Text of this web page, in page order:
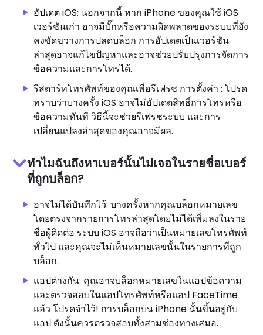
อัปเดต iOS: นอกจากนี้ หาก iPhone ของคุณใช้ iOS
เวอร์ชันเก่า อาจมีบั๊กหรือความผิดพลาดของระบบที่ยัง
คงขัดขวางการปลดบล็อก การอัปเดตเป็นเวอร์ชัน
ล่าสุดอาจแก้ไขปัญหาและอาจช่วยปรับปรุงการจัดการ
ข้อความและการโทรได้.
รีสตาร์ทโทรศัพท์ของคุณเพื่อรีเฟรช การตั้งค่า : โปรด
ทราบว่าบางครั้ง iOS อาจไม่อัปเดตสิทธิ์การโทรหรือ
ข้อความทันที วิธีนี้จะช่วยรีเฟรชระบบ และการ
เปลี่ยนแปลงล่าสุดของคุณอาจมีผล.
ทำไมฉันถึงหาเบอร์นั้นไม่เจอในรายชื่อเบอร์
ที่ถูกบล็อก?
อาจไม่ได้บันทึกไว้: บางครั้งหากคุณบล็อกหมายเลข
โดยตรงจากรายการโทรล่าสุดโดยไม่ได้เพิ่มลงในราย
ชื่อผู้ติดต่อ ระบบ iOS อาจถือว่าเป็นหมายเลขโทรศัพท์
ทั่วไป และคุณจะไม่เห็นหมายเลขนั้นในรายการที่ถูก
บล็อก.
แอปต่างกัน: คุณอาจบล็อกหมายเลขในแอปข้อความ
และตรวจสอบในแอปโทรศัพท์หรือแอป FaceTime
แล้ว โปรดจำไว้! การบล็อกบน iPhone นั้นขึ้นอยู่กับ
แอป ดังนั้นควรตรวจสอบทั้งสามช่องทางเสมอ.